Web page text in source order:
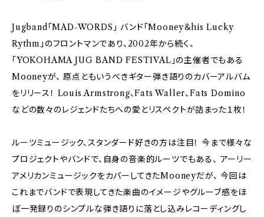
Jugband「MAD-WORDS」 バンド「Mooney＆his Lucky
Rythm」のフロントマンであり、2002年から続く、
「YOKOHAMA JUG BAND FESTIVAL」の主催者でもある
Mooneyが、 原点ともいうべきギター弾き語りのカバーアルバム
をリリース！ Louis Armstrong、Fats Waller、Fats Domino
などの数々のレジェンドたちへの愛とリスペクトが詰まった１枚！
ルーツミュージック、スタンダード好きの方は注目！ 今まで様々な
プロジェクトやバンドで、自身の音楽的ルーツでもある、 アーリー
アメリカンミュージックをカバーしてきたMooneyだが、 今回は
これまでバンドで表現してきた楽曲のイメージやグルーブ感をほ
ぼ一発録りのシンプルな弾き語りに落とし込みレコーディングし